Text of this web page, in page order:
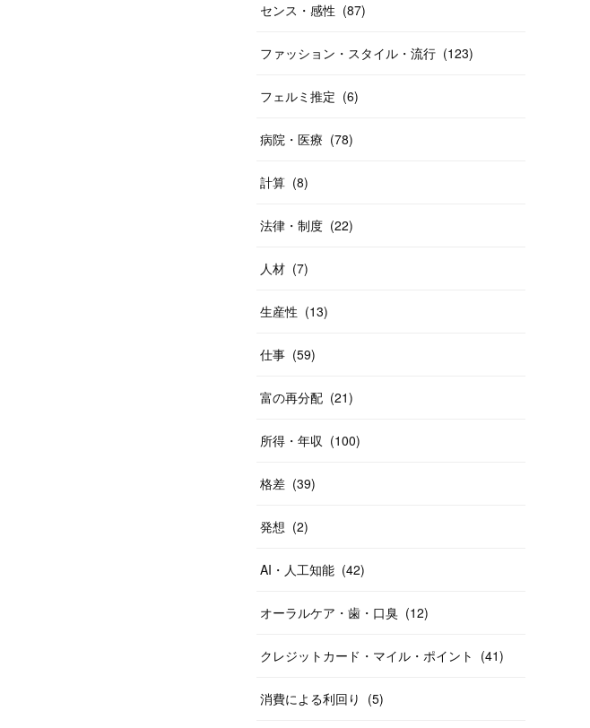
センス・感性 (87)
ファッション・スタイル・流行 (123)
フェルミ推定 (6)
病院・医療 (78)
計算 (8)
法律・制度 (22)
人材 (7)
生産性 (13)
仕事 (59)
富の再分配 (21)
所得・年収 (100)
格差 (39)
発想 (2)
AI・人工知能 (42)
オーラルケア・歯・口臭 (12)
クレジットカード・マイル・ポイント (41)
消費による利回り (5)